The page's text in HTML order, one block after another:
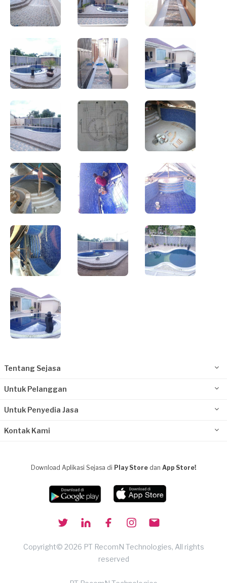
Tentang Sejasa
Untuk Pelanggan
Untuk Penyedia Jasa
Kontak Kami
Download Aplikasi Sejasa di Play Store dan App Store!
Copyright© 2026 PT RecomN Technologies, All rights
reserved